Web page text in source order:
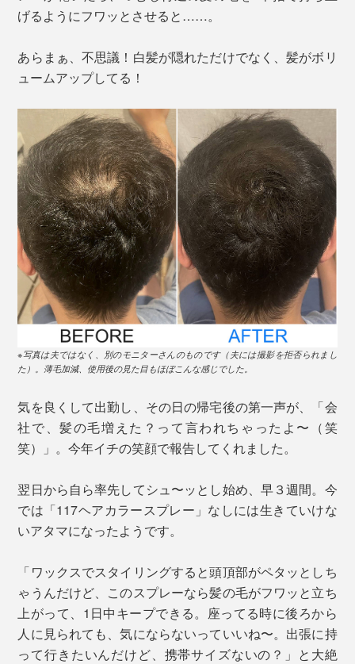
げるようにフワッとさせると……。
あらまぁ、不思議！白髪が隠れただけでなく、髪がボリ
ュームアップしてる！
※写真は夫ではなく、別のモニターさんのものです（夫には撮影を拒否られまし
た）。薄毛加減、使用後の見た目もほぼこんな感じでした。
気を良くして出勤し、その日の帰宅後の第一声が、「会
社で、髪の毛増えた？って言われちゃったよ〜（笑
笑）」。今年イチの笑顔で報告してくれました。
翌日から自ら率先してシュ〜ッとし始め、早３週間。今
では「117ヘアカラースプレー」なしには生きていけな
いアタマになったようです。
「ワックスでスタイリングすると頭頂部がペタッとしち
ゃうんだけど、このスプレーなら髪の毛がフワッと立ち
上がって、1日中キープできる。座ってる時に後ろから
人に見られても、気にならないっていいね〜。出張に持
って行きたいんだけど、携帯サイズないの？」と大絶